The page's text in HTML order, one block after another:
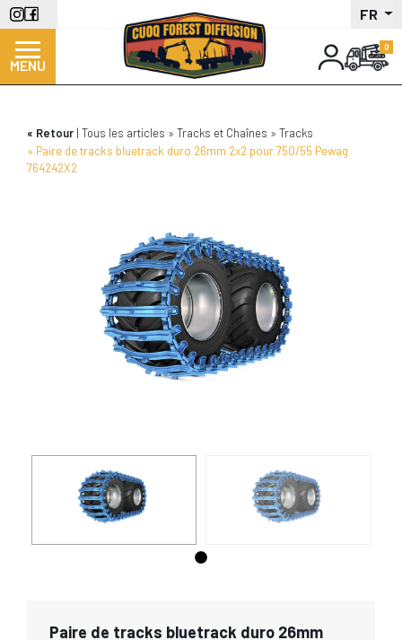
Aller
au
contenu
principal
FR
MENU
Retour Tous les articles Tracks et Chaînes
Tracks
Paire de tracks bluetrack duro 26mm 2x2 pour 750/55 Pewag
764242X2
Paire de tracks bluetrack duro 26mm